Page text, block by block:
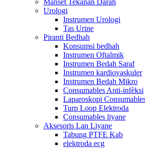
Manset Tekanan Darah
Urologi
Instrumen Urologi
Tas Urine
Piranti Bedhah
Konsumsi bedhah
Instrumen Oftalmik
Instrumen Bedah Saraf
Instrumen kardiovaskuler
Instrumen Bedah Mikro
Consumables Anti-infèksi
Laparoskopi
Turp Loop Elektroda
Consumables liyane
Aksesoris Lan Liyane
Tabung PTFE Kab
elektroda ecg